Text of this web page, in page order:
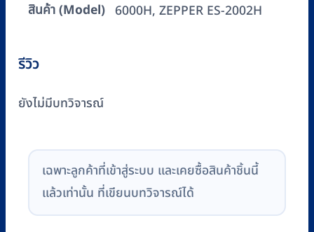
สินค้า (Model) 6000H, ZEPPER ES-2002H
รีวิว
ยังไม่มีบทวิจารณ์
เฉพาะลูกค้าที่เข้าสู่ระบบ และเคยซื้อสินค้าชิ้นนี้
แล้วเท่านั้น ที่เขียนบทวิจารณ์ได้